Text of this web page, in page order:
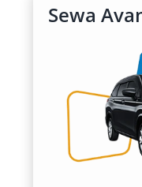
Sewa